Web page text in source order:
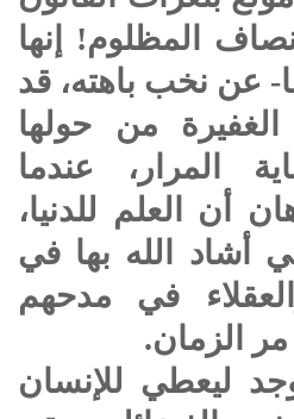
المظلوم! إنها
عن نخب باهته، قد
من حولها
المرار، عندما
أن العلم للدنيا،
أشاد الله بها في
في مدحهم
الزمان.
ليعطي للإنسان